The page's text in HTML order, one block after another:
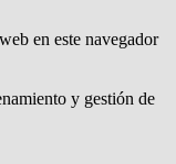
en este navegador
y gestión de